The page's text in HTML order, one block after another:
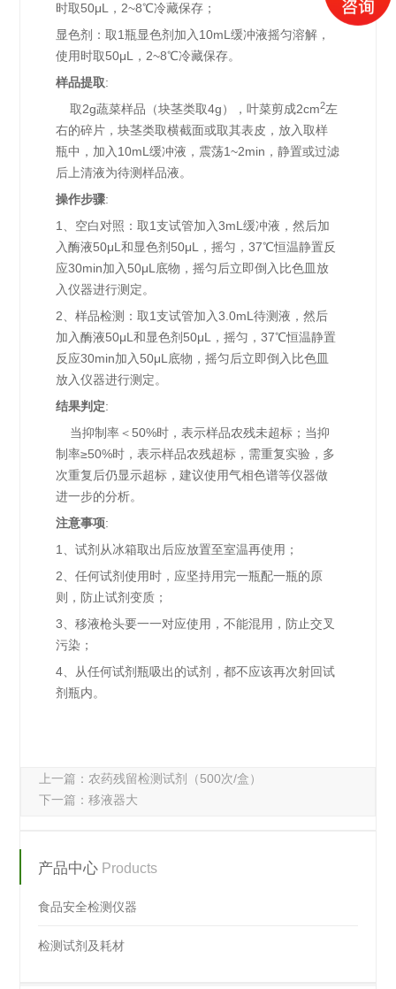
时取50μL，2~8℃冷藏保存；
显色剂：取1瓶显色剂加入10mL缓冲液摇匀溶解，
使用时取50μL，2~8℃冷藏保存。
样品提取:
取2g蔬菜样品（块茎类取4g），叶菜剪成2cm2左
右的碎片，块茎类取横截面或取其表皮，放入取样
瓶中，加入10mL缓冲液，震荡1~2min，静置或过滤
后上清液为待测样品液。
操作步骤:
1、空白对照：取1支试管加入3mL缓冲液，然后加
入酶液50μL和显色剂50μL，摇匀，37℃恒温静置反
应30min加入50μL底物，摇匀后立即倒入比色皿放
入仪器进行测定。
2、样品检测：取1支试管加入3.0mL待测液，然后
加入酶液50μL和显色剂50μL，摇匀，37℃恒温静置
反应30min加入50μL底物，摇匀后立即倒入比色皿
放入仪器进行测定。
结果判定:
当抑制率＜50%时，表示样品农残未超标；当抑
制率≥50%时，表示样品农残超标，需重复实验，多
次重复后仍显示超标，建议使用气相色谱等仪器做
进一步的分析。
注意事项:
1、试剂从冰箱取出后应放置至室温再使用；
2、任何试剂使用时，应坚持用完一瓶配一瓶的原
则，防止试剂变质；
3、移液枪头要一一对应使用，不能混用，防止交叉
污染；
4、从任何试剂瓶吸出的试剂，都不应该再次射回试
剂瓶内。
上一篇： 农药残留检测试剂（500次/盒）
下一篇：移液器大
产品中心 Products
食品安全检测仪器
检测试剂及耗材